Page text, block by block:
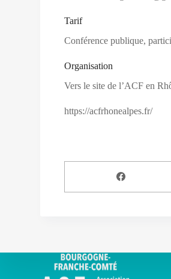
Tarif
Conférence publique,
Organisation
Vers le site de l’ACF en
https://acfrhonealpes.fr/